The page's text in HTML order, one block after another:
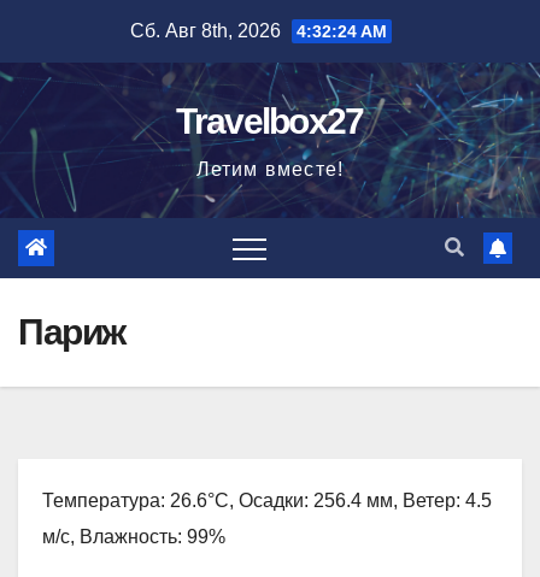
содержимому
Сб. Авг 8th, 2026 4:32:25 AM
Travelbox27
Летим вместе!
Париж
Температура: 26.6°C, Осадки: 256.4 мм, Ветер: 4.5
м/с, Влажность: 99%